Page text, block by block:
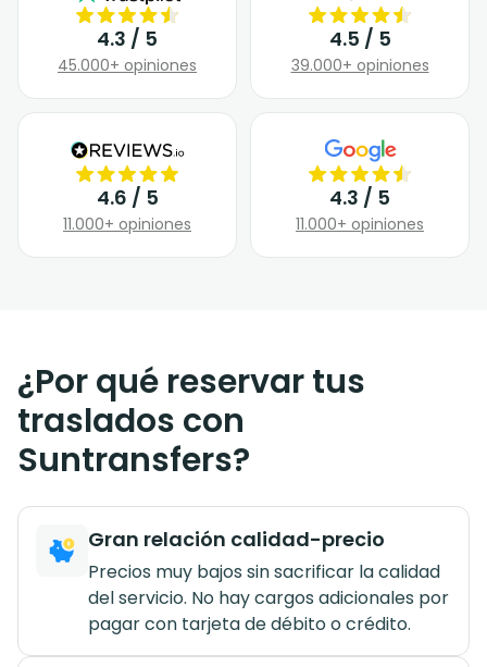
4.3 / 5
45.000+ opiniones
4.5 / 5
39.000+ opiniones
4.6 / 5
11.000+ opiniones
4.3 / 5
11.000+ opiniones
¿Por qué reservar tus
traslados con
Suntransfers?
Gran relación calidad-precio
Precios muy bajos sin sacrificar la calidad
del servicio. No hay cargos adicionales por
pagar con tarjeta de débito o crédito.